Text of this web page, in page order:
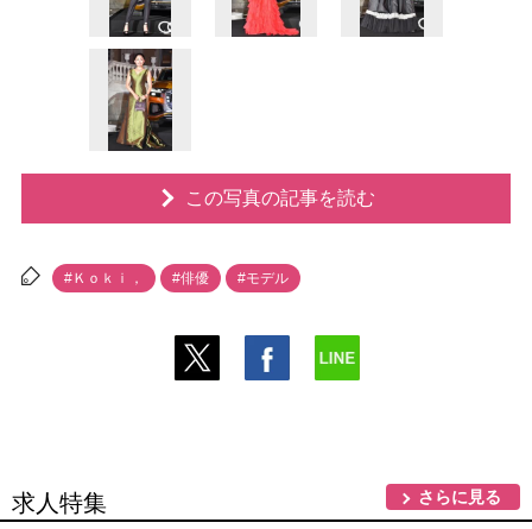
この写真の記事を読む
#Ｋｏｋｉ， #俳優 #モデル
求人特集 さらに見る